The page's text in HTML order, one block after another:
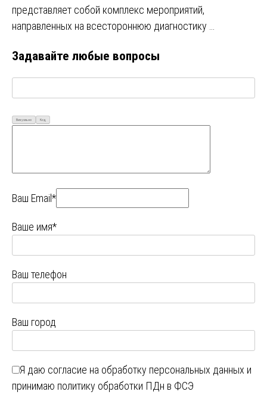
представляет собой комплекс мероприятий,
направленных на всестороннюю диагностику …
Задавайте любые вопросы
Визуально Код
Ваш Email*
Ваше имя*
Ваш телефон
Ваш город
Я даю согласие на обработку персональных данных и
принимаю политику обработки ПДн в ФСЭ